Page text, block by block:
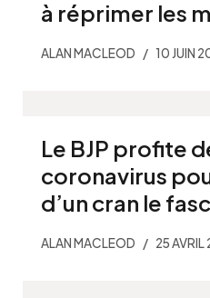
à réprimer les
ALAN MACLEOD 10 JUIN
Le BJP profite
coronavirus
d’un cran le
ALAN MACLEOD 25